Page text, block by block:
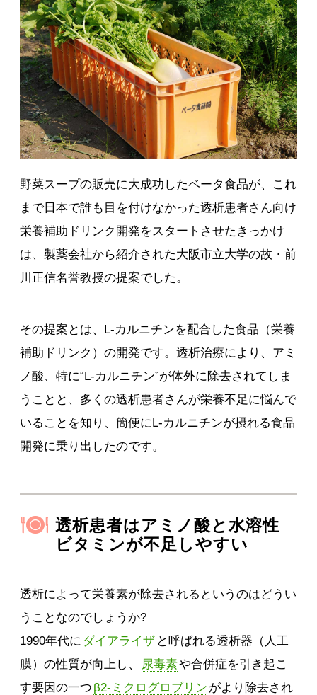
野菜スープの販売に大成功したベータ食品が、これ
まで日本で誰も目を付けなかった透析患者さん向け
栄養補助ドリンク開発をスタートさせたきっかけ
は、製薬会社から紹介された大阪市立大学の故・前
川正信名誉教授の提案でした。
その提案とは、L-カルニチンを配合した食品（栄養
補助ドリンク）の開発です。透析治療により、アミ
ノ酸、特に“L-カルニチン”が体外に除去されてしま
うことと、多くの透析患者さんが栄養不足に悩んで
いることを知り、簡便にL-カルニチンが摂れる食品
開発に乗り出したのです。
透析患者はアミノ酸と水溶性
ビタミンが不足しやすい
透析によって栄養素が除去されるというのはどうい
うことなのでしょうか?
1990年代に ダイアライザ と呼ばれる透析器（人工
膜）の性質が向上し、
尿毒素や合併症を引き起こ
す要因の一つ β2-ミクログロブリン がより除去され